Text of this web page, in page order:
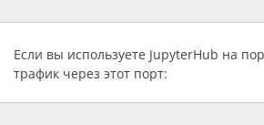
Если вы используете JupyterHub на
трафик через этот порт: